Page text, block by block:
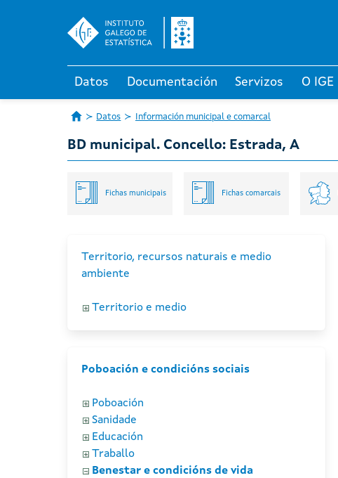
Datos Documentación Servizos O IGE
Datos Información municipal e comarcal
BD municipal. Concello: Estrada, A
Fichas municipais Fichas comarcais
Territorio, recursos naturais e medio
ambiente
Territorio e medio
Poboación e condicións sociais
Poboación
Sanidade
Educación
Traballo
Benestar e condicións de vida